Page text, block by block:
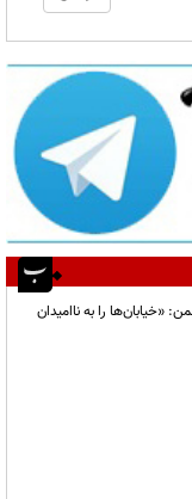
«خیابان‌ها را به ناامیدان